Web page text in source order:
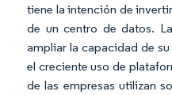
tiene la intención de
de un centro de datos.
ampliar la capacidad de
el creciente uso de
de las empresas utilizan